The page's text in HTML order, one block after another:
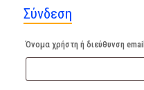
Σύνδεση
Όνομα χρήστη ή διεύθυνση email